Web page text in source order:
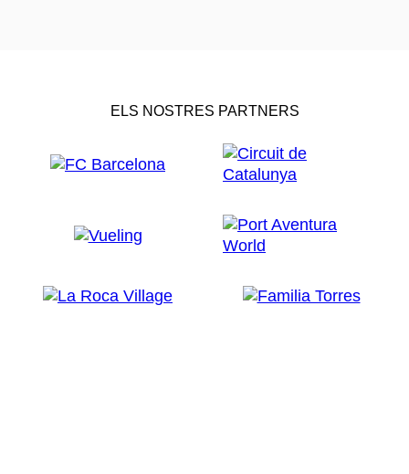
ELS NOSTRES PARTNERS